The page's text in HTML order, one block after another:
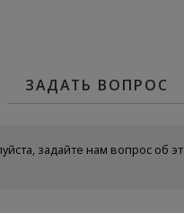
ЗАДАТЬ ВОПРОС
задайте нам вопрос об